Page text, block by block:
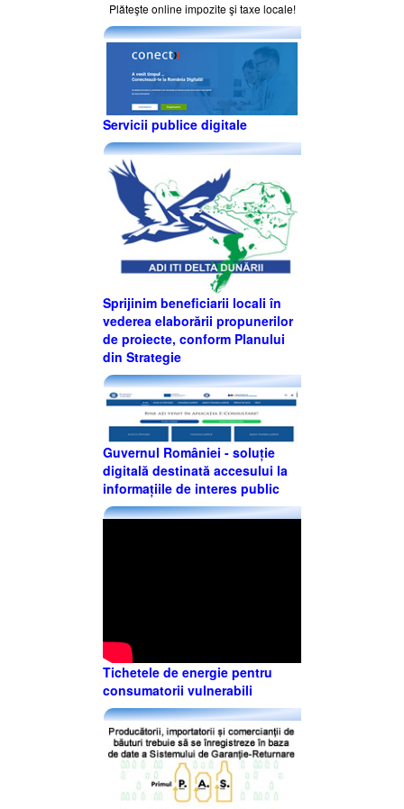
Plăteşte online impozite şi taxe locale!
Servicii publice digitale
Sprijinim beneficiarii locali în
vederea elaborării propunerilor
de proiecte, conform Planului
din Strategie
Guvernul României - soluție
digitală destinată accesului la
informațiile de interes public
Tichetele de energie pentru
consumatorii vulnerabili